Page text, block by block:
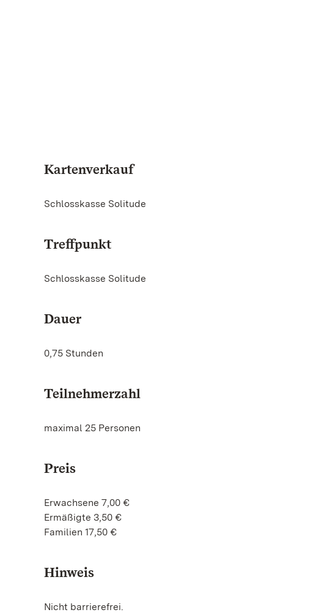
Kartenverkauf
Schlosskasse Solitude
Treffpunkt
Schlosskasse Solitude
Dauer
0,75 Stunden
Teilnehmerzahl
maximal 25 Personen
Preis
Erwachsene 7,00 €
Ermäßigte 3,50 €
Familien 17,50 €
Hinweis
Nicht barrierefrei.